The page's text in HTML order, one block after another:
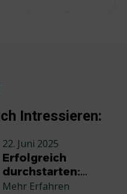
Intressieren:
22. Juni 2025
Erfolgreich
durchstarten:
Deine
Mehr Erfahren